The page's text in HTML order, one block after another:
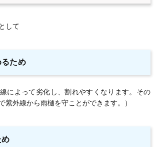
して
ため
線によって劣化し、割れやすくなります。その
紫外線から雨樋を守ことができます。）
め